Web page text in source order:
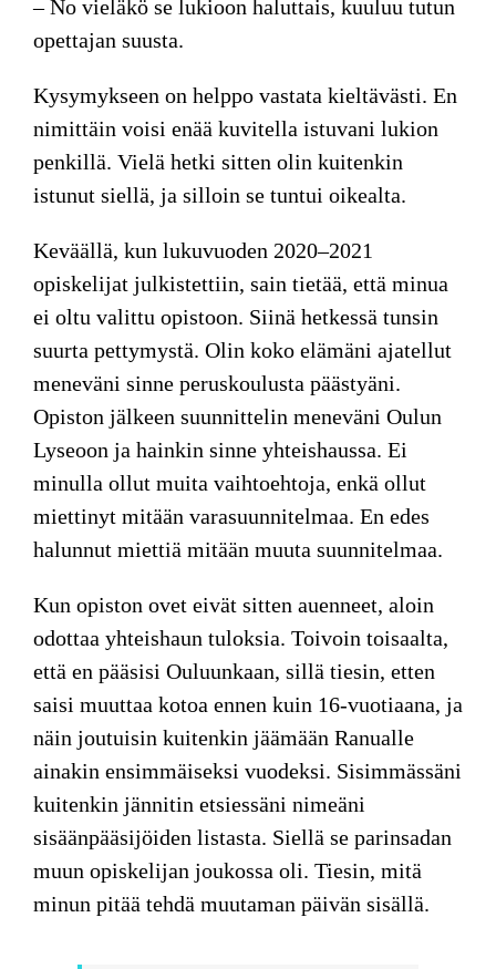
– No vieläkö se lukioon haluttais, kuuluu tutun
opettajan suusta.
Kysymykseen on helppo vastata kieltävästi. En
nimittäin voisi enää kuvitella istuvani lukion
penkillä. Vielä hetki sitten olin kuitenkin
istunut siellä, ja silloin se tuntui oikealta.
Keväällä, kun lukuvuoden 2020–2021
opiskelijat julkistettiin, sain tietää, että minua
ei oltu valittu opistoon. Siinä hetkessä tunsin
suurta pettymystä. Olin koko elämäni ajatellut
meneväni sinne peruskoulusta päästyäni.
Opiston jälkeen suunnittelin meneväni Oulun
Lyseoon ja hainkin sinne yhteishaussa. Ei
minulla ollut muita vaihtoehtoja, enkä ollut
miettinyt mitään varasuunnitelmaa. En edes
halunnut miettiä mitään muuta suunnitelmaa.
Kun opiston ovet eivät sitten auenneet, aloin
odottaa yhteishaun tuloksia. Toivoin toisaalta,
että en pääsisi Ouluunkaan, sillä tiesin, etten
saisi muuttaa kotoa ennen kuin 16-vuotiaana, ja
näin joutuisin kuitenkin jäämään Ranualle
ainakin ensimmäiseksi vuodeksi. Sisimmässäni
kuitenkin jännitin etsiessäni nimeäni
sisäänpääsijöiden listasta. Siellä se parinsadan
muun opiskelijan joukossa oli. Tiesin, mitä
minun pitää tehdä muutaman päivän sisällä.